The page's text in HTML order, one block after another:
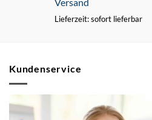
Versand
Lieferzeit: sofort lieferbar
Kundenservice